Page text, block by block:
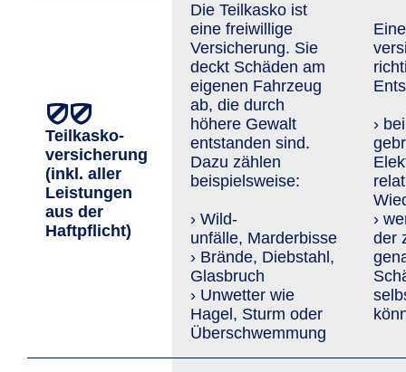
Teilkasko­
versicherung
(inkl. aller
Leis­tungen
aus der
Haftpflicht)
Die Teilkasko ist
eine freiwillige
Versicherung. Sie
deckt Schäden am
eigenen Fahrzeug
ab, die durch
höhere Gewalt
entstanden sind.
Dazu zählen
beispielsweise:
› Wild­
unfälle, Marderbisse
› Brände, Diebstahl,
Glasbruch
› Unwetter wie
Hagel, Sturm oder
Überschwemmung
›
›
der